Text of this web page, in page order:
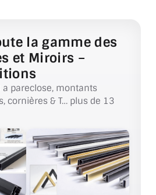
ET FIXATION DU
MIROIR
DE VERRE
ASSEMBLAGE DE VERRES
la gamme des
et Miroirs –
pareclose, montants
cornières & T… plus de 13